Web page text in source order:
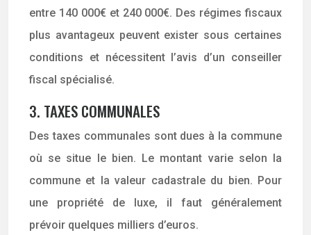
entre 140 000€ et 240 000€. Des régimes fiscaux
plus avantageux peuvent exister sous certaines
conditions et nécessitent l’avis d’un conseiller
fiscal spécialisé.
3. TAXES COMMUNALES
Des taxes communales sont dues à la commune
où se situe le bien. Le montant varie selon la
commune et la valeur cadastrale du bien. Pour
une propriété de luxe, il faut généralement
prévoir quelques milliers d’euros.